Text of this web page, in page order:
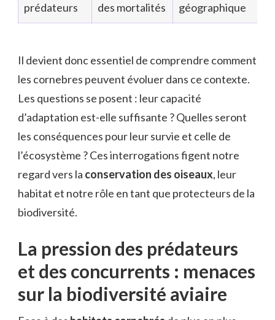
prédateurs
des mortalités
géographique
Il devient donc essentiel de comprendre comment
les cornebres peuvent évoluer dans ce contexte.
Les questions se posent : leur capacité
d’adaptation est-elle suffisante ? Quelles seront
les conséquences pour leur survie et celle de
l’écosystème ? Ces interrogations figent notre
regard vers la conservation des oiseaux, leur
habitat et notre rôle en tant que protecteurs de la
biodiversité.
La pression des prédateurs
et des concurrents : menaces
sur la biodiversité aviaire